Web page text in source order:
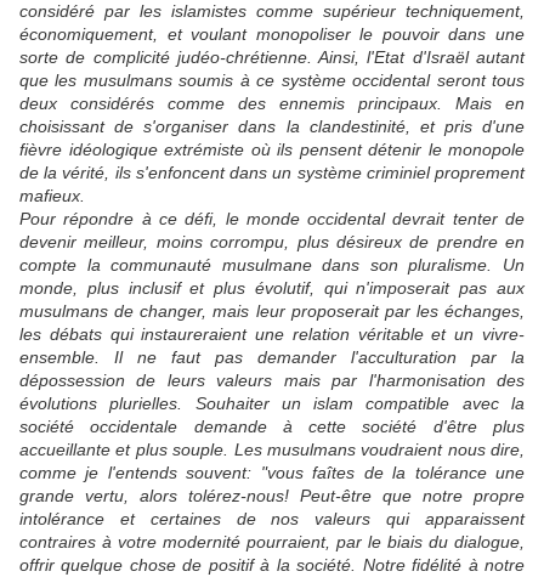
considéré par les islamistes comme supérieur techniquement,
économiquement, et voulant monopoliser le pouvoir dans une
sorte de complicité judéo-chrétienne. Ainsi, l'Etat d'Israël autant
que les musulmans soumis à ce système occidental seront tous
deux considérés comme des ennemis principaux. Mais en
choisissant de s'organiser dans la clandestinité, et pris d'une
fièvre idéologique extrémiste où ils pensent détenir le monopole
de la vérité, ils s'enfoncent dans un système criminiel proprement
mafieux.
Pour répondre à ce défi, le monde occidental devrait tenter de
devenir meilleur, moins corrompu, plus désireux de prendre en
compte la communauté musulmane dans son pluralisme. Un
monde, plus inclusif et plus évolutif, qui n'imposerait pas aux
musulmans de changer, mais leur proposerait par les échanges,
les débats qui instaureraient une relation véritable et un vivre-
ensemble. Il ne faut pas demander l'acculturation par la
dépossession de leurs valeurs mais par l'harmonisation des
évolutions plurielles. Souhaiter un islam compatible avec la
société occidentale demande à cette société d'être plus
accueillante et plus souple. Les musulmans voudraient nous dire,
comme je l'entends souvent: "vous faîtes de la tolérance une
grande vertu, alors tolérez-nous! Peut-être que notre propre
intolérance et certaines de nos valeurs qui apparaissent
contraires à votre modernité pourraient, par le biais du dialogue,
offrir quelque chose de positif à la société. Notre fidélité à notre